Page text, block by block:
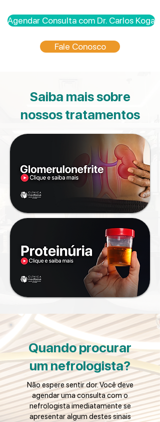
Agendar Consulta com Dr. Carlos Koga
Fale Conosco
Saiba mais sobre
nossos tratamentos
Quando procurar
um nefrologista?
Não espere sentir dor. Você deve
agendar uma consulta com o
nefrologista imediatamente se
apresentar algum destes sinais